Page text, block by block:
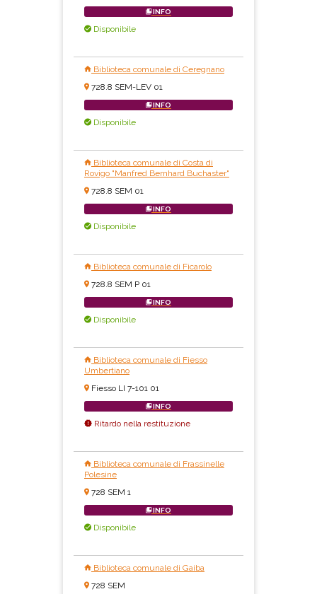
INFO
Disponibile
Biblioteca comunale di Ceregnano
728.8 SEM-LEV 01
INFO
Disponibile
Biblioteca comunale di Costa di
Rovigo "Manfred Bernhard Buchaster"
728.8 SEM 01
INFO
Disponibile
Biblioteca comunale di Ficarolo
728.8 SEM P 01
INFO
Disponibile
Biblioteca comunale di Fiesso
Umbertiano
Fiesso LI 7-101 01
INFO
Ritardo nella restituzione
Biblioteca comunale di Frassinelle
Polesine
728 SEM 1
INFO
Disponibile
Biblioteca comunale di Gaiba
728 SEM